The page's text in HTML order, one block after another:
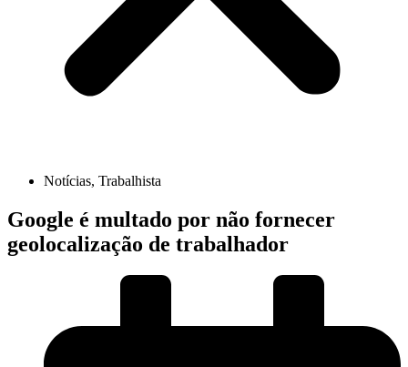
Notícias, Trabalhista
Google é multado por não fornecer
geolocalização de trabalhador